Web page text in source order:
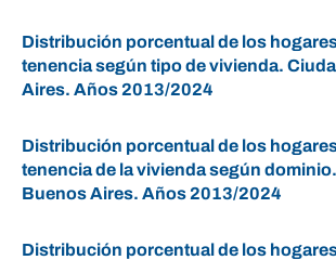
Distribución porcentual de los
tenencia según tipo de vivienda.
Aires. Años 2013/2024
Distribución porcentual de los
tenencia de la vivienda según
Buenos Aires. Años 2013/2024
Distribución porcentual de los